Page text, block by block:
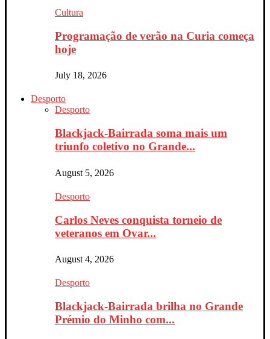
Cultura
Programação de verão na Curia começa
hoje
July 18, 2026
Desporto
Desporto
Blackjack-Bairrada soma mais um
triunfo coletivo no Grande...
August 5, 2026
Desporto
Carlos Neves conquista torneio de
veteranos em Ovar...
August 4, 2026
Desporto
Blackjack-Bairrada brilha no Grande
Prémio do Minho com...